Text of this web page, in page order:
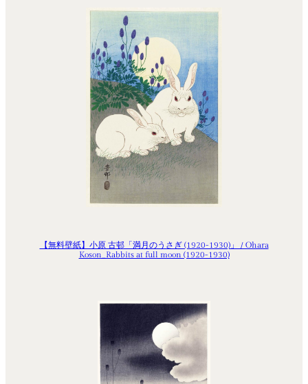
【無料壁紙】小原 古邨「満月のうさぎ (1920-1930)」 / Ohara
Koson_Rabbits at full moon (1920-1930)